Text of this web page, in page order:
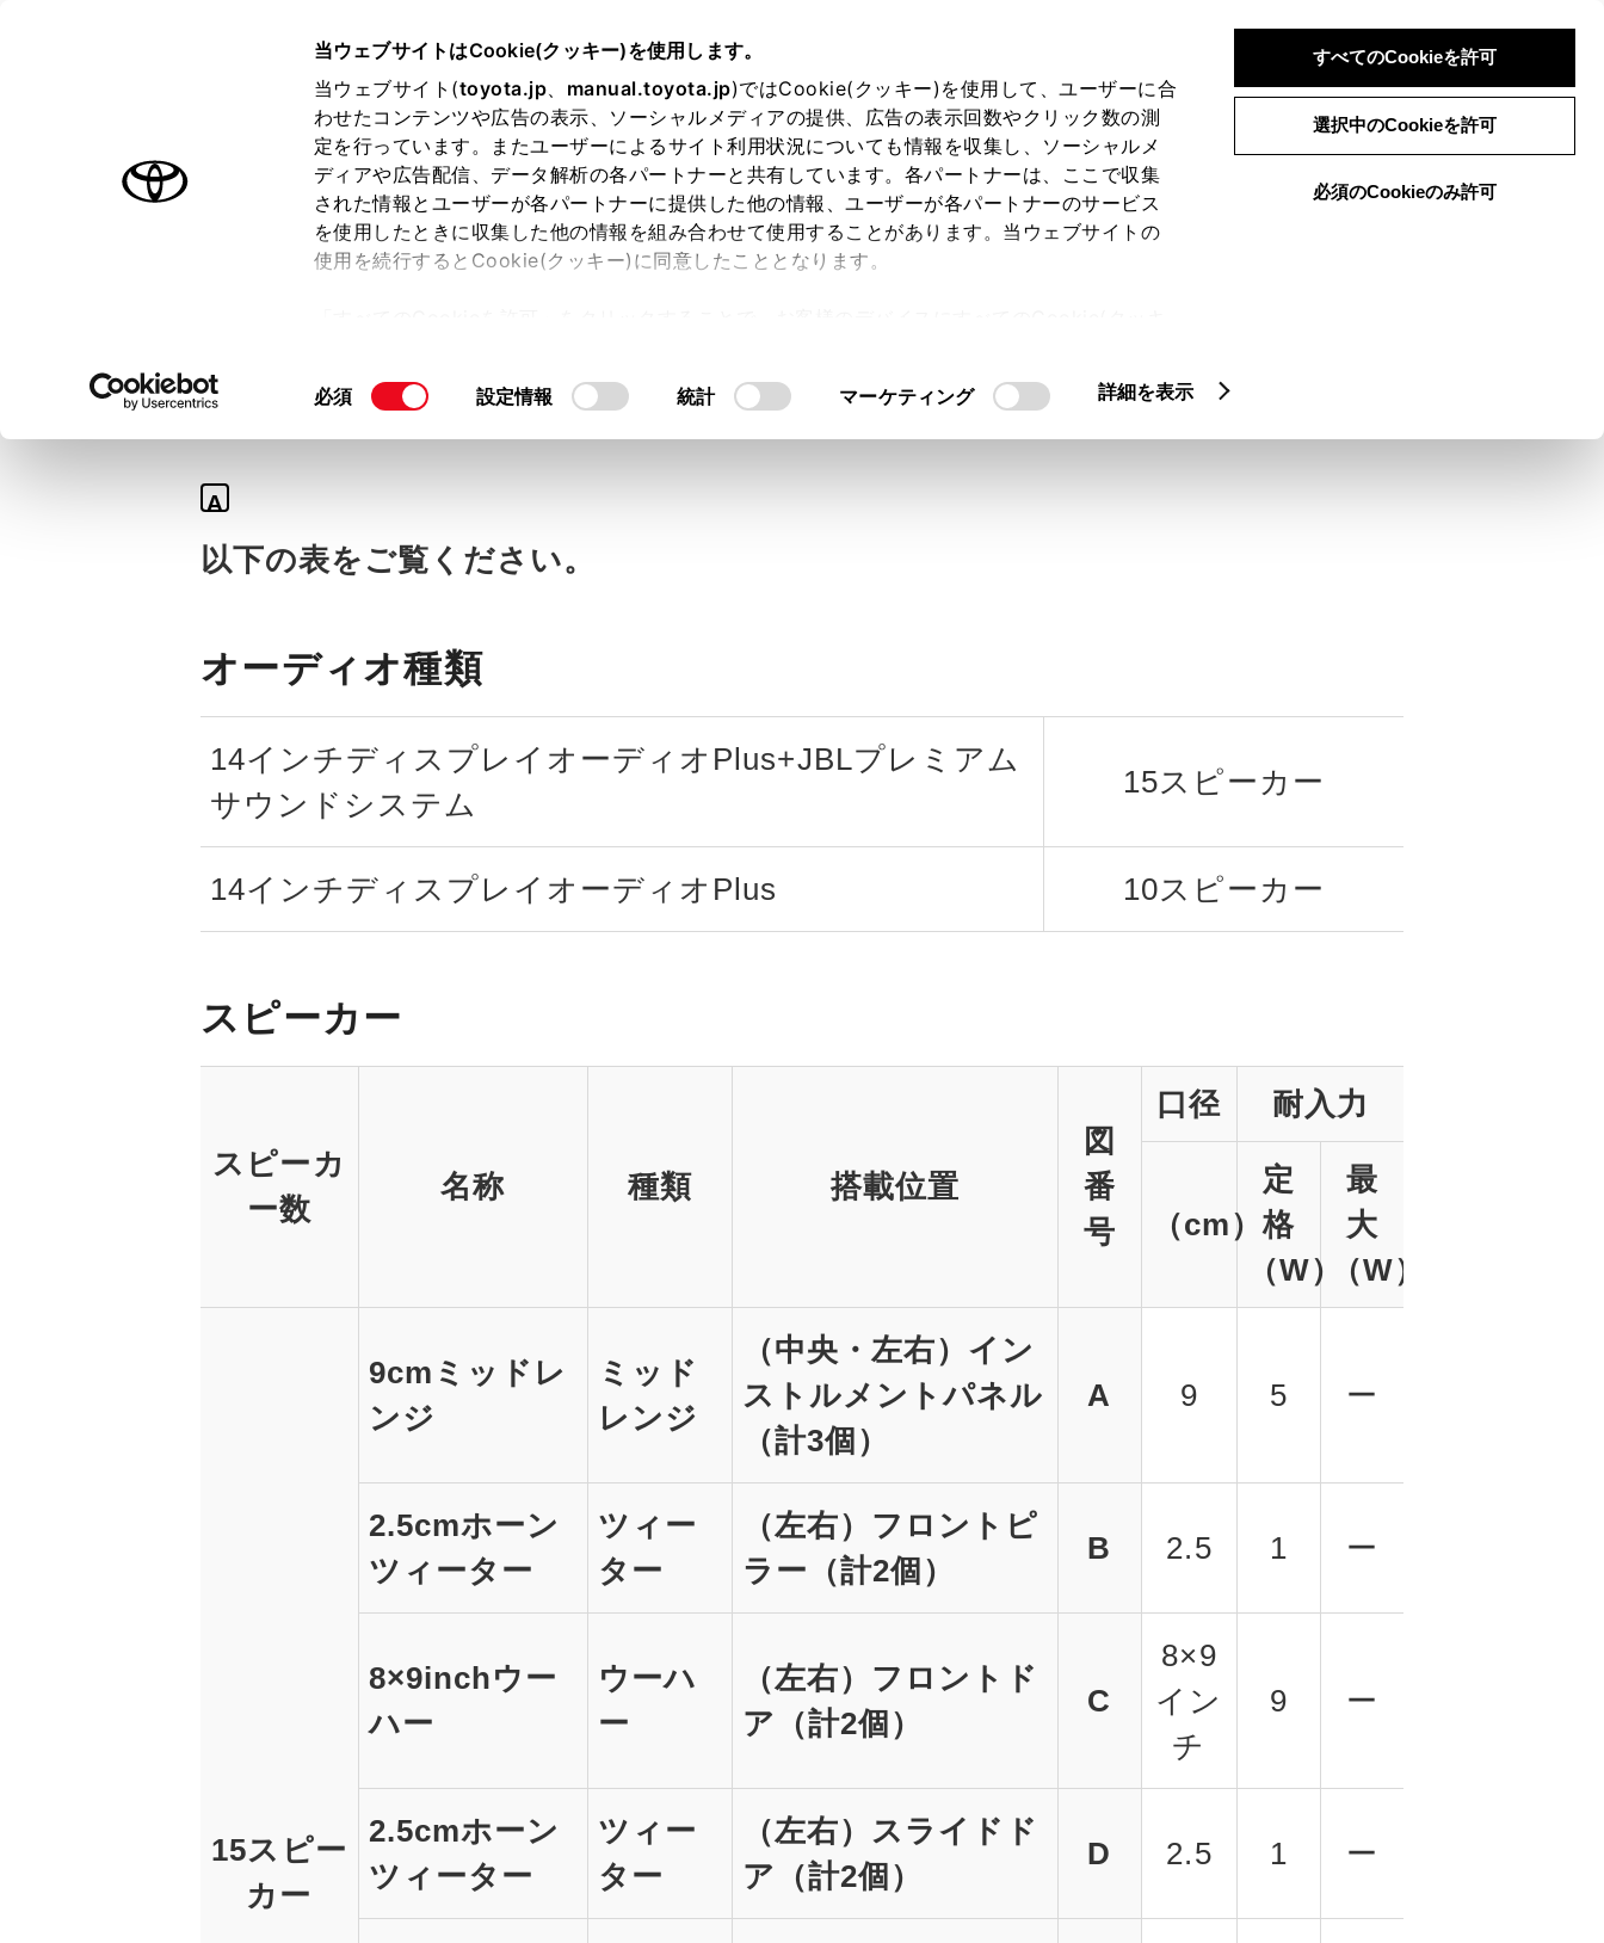
当ウェブサイトはCookie(クッキー)を使用します。
当ウェブサイト(toyota.jp、 manual.toyota.jp)ではCookie(クッキー)を使用して、ユーザーに合
わせたコンテンツや広告の表示、ソーシャルメディアの提供、広告の表示回数やクリック数の測
定を行っています。またユーザーによるサイト利用状況についても情報を収集し、ソーシャルメ
ディアや広告配信、データ解析の各パートナーと共有しています。各パートナーは、ここで収集
された情報とユーザーが各パートナーに提供した他の情報、ユーザーが各パートナーのサービス
を使用したときに収集した他の情報を組み合わせて使用することがあります。当ウェブサイトの
使用を続行するとCookie(クッキー)に同意したこととなります。
て」をご覧ください。
同
必須 設定情報 統計 マーケティング 詳細を表示
すべてのCookieを許可
選択中のCookieを許可
必須のCookieのみ許可
ログイン 検索 メニュー
オーナーサポート トピックス
えて。
A
以下の表をご覧ください。
オーディオ種類
14インチディスプレイオーディオPlus+JBLプレミアム
サウンドシステム
15スピーカー
14インチディスプレイオーディオPlus 10スピーカー
スピーカー
スピーカ
ー数
名称 種類 搭載位置
図
番
号
口径 耐入力
（cm）
定
格
（W）
最
大
（W）
15スピー
カー
9cmミッドレ
ンジ
ミッド
レンジ
（中央・左右）イン
ストルメントパネル
（計3個）
A 9 5 ー
2.5cmホーン
ツィーター
ツィー
ター
（左右）フロントピ
ラー（計2個）
B 2.5 1 ー
8×9inchウー
ハー
ウーハ
ー
（左右）フロントド
ア（計2個）
C
8×9
イン
チ
9 ー
2.5cmホーン
ツィーター
ツィー
ター
（左右）スライドド
ア（計2個）
D 2.5 1 ー